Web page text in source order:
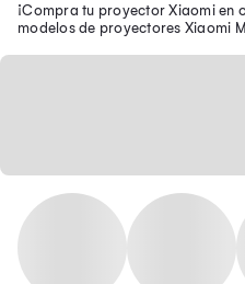
¡Compra tu proyector Xiaomi en
modelos de proyectores Xiaomi